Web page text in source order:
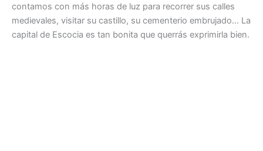
contamos con más horas de luz para recorrer sus calles
medievales, visitar su castillo, su cementerio embrujado… La
capital de Escocia es tan bonita que querrás exprimirla bien.